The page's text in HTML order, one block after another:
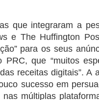
que integraram a
e The Huffington
para os seus
que “muitos
receitas digitais”. A
sucesso em
múltiplas